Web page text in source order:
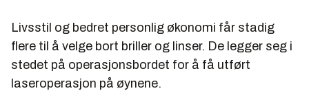
Livsstil og bedret personlig økonomi får stadig
flere til å velge bort briller og linser. De legger seg i
stedet på operasjonsbordet for å få utført
laseroperasjon på øynene.